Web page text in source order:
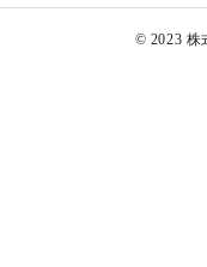
© 2023 株